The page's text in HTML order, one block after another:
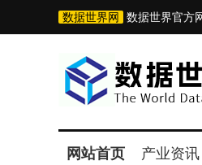
数据世界网 数据世界官方
网站首页 产业资讯